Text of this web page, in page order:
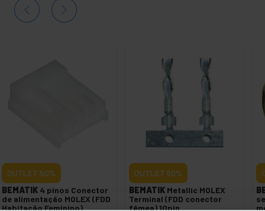
OUTLET 50%
BEMATIK 4 pinos Conector
de alimentação MOLEX (FDD
Habitação Feminino)
OUTLET 60%
BEMATIK Metallic MOLEX
Terminal (FDD conector
fêmea) 10pin